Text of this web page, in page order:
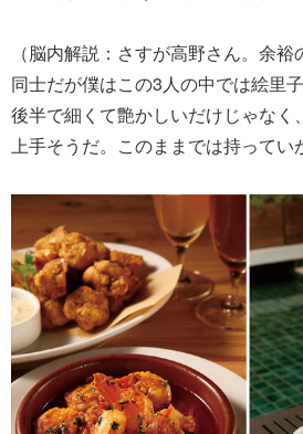
（脳内解説：さすが高野さん。余
同士だが僕はこの3人の中では絵里
後半で細くて艶かしいだけじゃなく
上手そうだ。このままでは持ってい